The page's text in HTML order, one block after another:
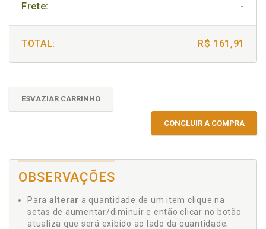
Frete: -
TOTAL: R$ 161,91
ESVAZIAR CARRINHO
CONCLUIR A COMPRA
OBSERVAÇÕES
Para alterar a quantidade de um item clique na
setas de aumentar/diminuir e então clicar no botão
atualiza que será exibido ao lado da quantidade;